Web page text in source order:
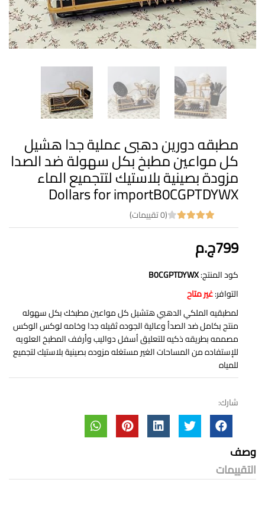
مطبقه دورين دهبى عملية جدا هشيل
كل مواعين مطبخ بكل سهولة ضد الصدا
مزودة بصينية بلاستيك لتتجميع الماء
Dollars for importB0CGPTDYWX
(0 تقييمات)
799ج.م
كود المنتج:B0CGPTDYWX
التوافر:غير متاح
لمطبقيه الملكي الدهبي هتشيل كل مواعين مطبخك بكل سهوله
منتج بكامل ضد الصدأ وعالية الجوده ثقيله جدا وخامه لوكس الوكس
مصممه بطريقه ذكيه للتعليق أسفل دواليب وأرفف المطبخ العلويه
للإستفاده من المساحات الغير مستغله مزوده بصينية بلاستيك لتجميع
للمياه
شارك:
وصف
التقييمات